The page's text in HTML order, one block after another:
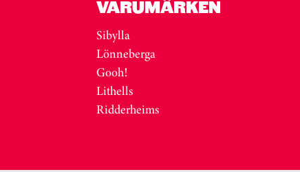
VARUMÄRKEN
Sibylla
Lönneberga
Gooh!
Lithells
Ridderheims